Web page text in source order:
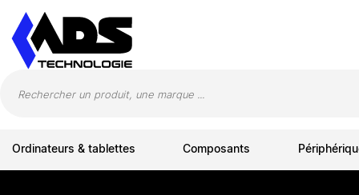
Ordinateurs & tablettes Composants